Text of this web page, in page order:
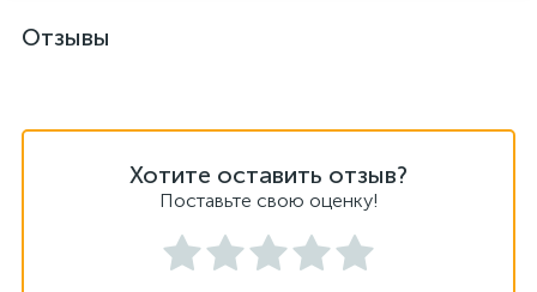
Отзывы
Хотите оставить отзыв?
Поставьте свою оценку!